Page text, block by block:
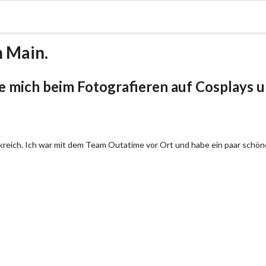
Main.
mich beim Fotografieren auf Cosplays
Ich war mit dem Team Outatime vor Ort und habe ein paar